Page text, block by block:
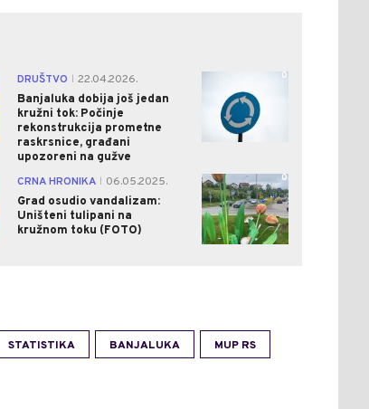
DRUŠTVO
22.04.2026.
Banjaluka dobija još jedan
kružni tok: Počinje
rekonstrukcija prometne
raskrsnice, građani
upozoreni na gužve
0
CRNA HRONIKA
06.05.2025.
Grad osudio vandalizam:
Uništeni tulipani na
kružnom toku (FOTO)
0
STATISTIKA BANJALUKA MUP RS